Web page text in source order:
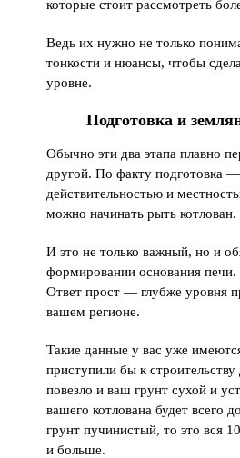
которые стоит рассмотреть
Ведь их нужно не только
тонкости и нюансы, чтобы
уровне.
Подготовка и
Обычно эти два этапа плавно
другой. По факту подготовка —
действительностью и
можно начинать рыть котлован.
И это не только важный, но и
формировании основания печи.
Ответ прост — глубже уровня
вашем регионе.
Такие данные у вас уже
приступили бы к
повезло и ваш грунт сухой и
вашего котлована будет всего
грунт пучинистый, то это вся
и больше.